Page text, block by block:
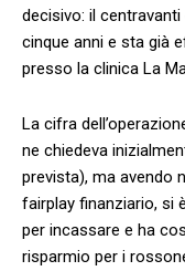
decisivo: il
cinque anni e sta già
presso la clinica La
La cifra
ne chiedeva
prevista), ma avendo
fairplay finanziario, si
per incassare e ha
risparmio per i